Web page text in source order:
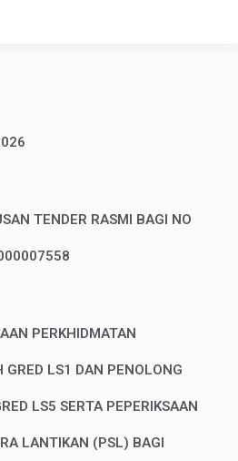
TENDER RASMI BAGI NO
PERKHIDMATAN
GRED LS1 DAN PENOLONG
LS5 SERTA PEPERIKSAAN
LANTIKAN (PSL) BAGI